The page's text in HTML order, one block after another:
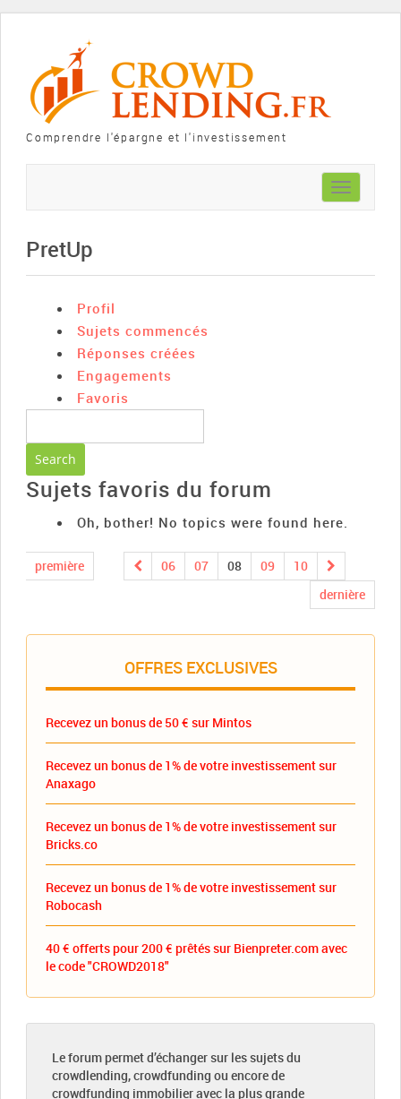
Comprendre l'épargne et l'investissement
Toggle
navigation
PretUp
Profil
Sujets commencés
Réponses créées
Engagements
Favoris
Sujets favoris du forum
Oh, bother! No topics were found here.
première 06 07 08 09
10
dernière
OFFRES EXCLUSIVES
Recevez un bonus de 50 € sur Mintos
Recevez un bonus de 1% de votre investissement sur
Anaxago
Recevez un bonus de 1% de votre investissement sur
Bricks.co
Recevez un bonus de 1% de votre investissement sur
Robocash
40 € offerts pour 200 € prêtés sur Bienpreter.com avec
le code "CROWD2018"
Le forum permet d’échanger sur les sujets du
crowdlending, crowdfunding ou encore de
crowdfunding immobilier avec la plus grande